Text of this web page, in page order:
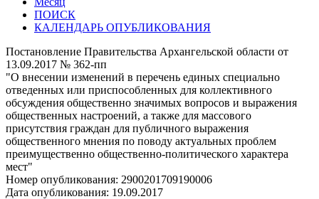
ПОИСК
КАЛЕНДАРЬ ОПУБЛИКОВАНИЯ
Постановление Правительства Архангельской области от
13.09.2017 № 362-пп
"О внесении изменений в перечень единых специально
отведенных или приспособленных для коллективного
обсуждения общественно значимых вопросов и выражения
общественных настроений, а также для массового
присутствия граждан для публичного выражения
общественного мнения по поводу актуальных проблем
преимущественно общественно-политического характера
мест"
Номер опубликования: 2900201709190006
Дата опубликования: 19.09.2017